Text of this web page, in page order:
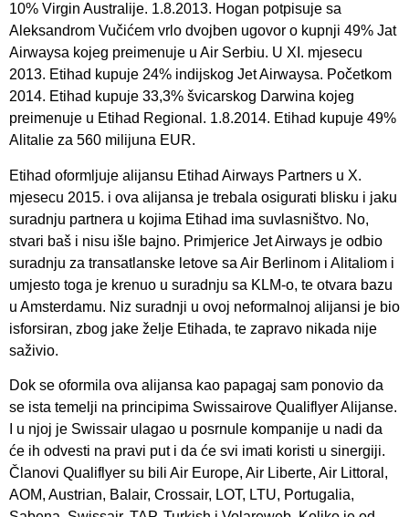
10% Virgin Australije. 1.8.2013. Hogan potpisuje sa
Aleksandrom Vučićem vrlo dvojben ugovor o kupnji 49% Jat
Airwaysa kojeg preimenuje u Air Serbiu. U XI. mjesecu
2013. Etihad kupuje 24% indijskog Jet Airwaysa. Početkom
2014. Etihad kupuje 33,3% švicarskog Darwina kojeg
preimenuje u Etihad Regional. 1.8.2014. Etihad kupuje 49%
Alitalie za 560 milijuna EUR.
Etihad oformljuje alijansu Etihad Airways Partners u X.
mjesecu 2015. i ova alijansa je trebala osigurati blisku i jaku
suradnju partnera u kojima Etihad ima suvlasništvo. No,
stvari baš i nisu išle bajno. Primjerice Jet Airways je odbio
suradnju za transatlanske letove sa Air Berlinom i Alitaliom i
umjesto toga je krenuo u suradnju sa KLM-o, te otvara bazu
u Amsterdamu. Niz suradnji u ovoj neformalnoj alijansi je bio
isforsiran, zbog jake želje Etihada, te zapravo nikada nije
saživio.
Dok se oformila ova alijansa kao papagaj sam ponovio da
se ista temelji na principima Swissairove Qualiflyer Alijanse.
I u njoj je Swissair ulagao u posrnule kompanije u nadi da
će ih odvesti na pravi put i da će svi imati koristi u sinergiji.
Članovi Qualiflyer su bili Air Europe, Air Liberte, Air Littoral,
AOM, Austrian, Balair, Crossair, LOT, LTU, Portugalia,